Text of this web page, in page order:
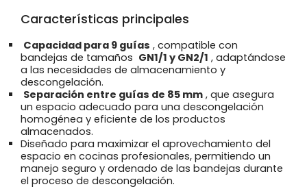
Características principales
Capacidad para 9 guías , compatible con
bandejas de tamaños GN1/1 y GN2/1 , adaptándose
a las necesidades de almacenamiento y
descongelación.
Separación entre guías de 85 mm , que asegura
un espacio adecuado para una descongelación
homogénea y eficiente de los productos
almacenados.
Diseñado para maximizar el aprovechamiento del
espacio en cocinas profesionales, permitiendo un
manejo seguro y ordenado de las bandejas durante
el proceso de descongelación.